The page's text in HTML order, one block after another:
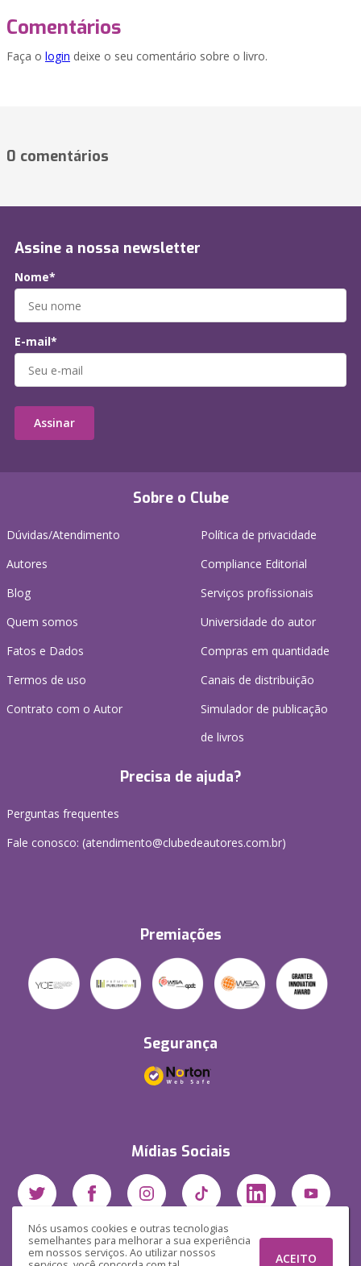
Nós usamos cookies e outras tecnologias
semelhantes para melhorar a sua experiência
em nossos serviços. Ao utilizar nossos
ACEITO
Comentários
Faça o login deixe o seu comentário sobre o livro.
0 comentários
Sobre o Clube
Dúvidas/Atendimento
Autores
Blog
Quem somos
Fatos e Dados
Termos de uso
Contrato com o Autor
Política de privacidade
Compliance Editorial
Serviços profissionais
Universidade do autor
Compras em quantidade
Canais de distribuição
Simulador de publicação
de livros
Precisa de ajuda?
Perguntas frequentes
Fale conosco: (atendimento@clubedeautores.com.br)
Premiações
Segurança
Mídias Sociais
Assine a nossa newsletter
Nome*
E-mail*
Assinar